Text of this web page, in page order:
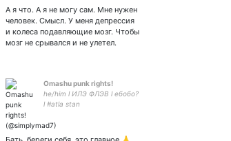
А я что. А я не могу сам. Мне нужен
человек. Смысл. У меня депрессия
и колеса подавляющие мозг. Чтобы
мозг не срывался и не улетел.
Omashu punk rights!
he/him l ИЛЭ ФЛЭВ l ебобо?
l #atla stan